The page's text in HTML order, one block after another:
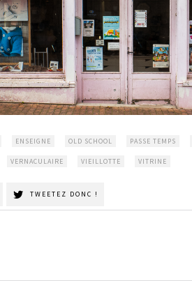
ENSEIGNE OLD SCHOOL PASSE TEMPS
VERNACULAIRE VIEILLOTTE VITRINE
TWEETEZ DONC !